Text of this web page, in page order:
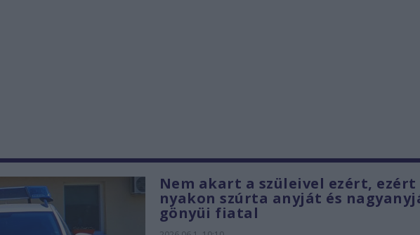
Nem akart a szüleivel ezért, ezért
nyakon szúrta anyját és
gönyüi fiatal